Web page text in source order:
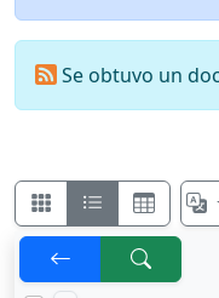
Se obtuvo un